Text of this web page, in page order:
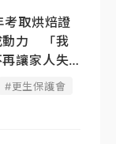
考取烘焙證
動力 「我
讓家人失
#更生保護會